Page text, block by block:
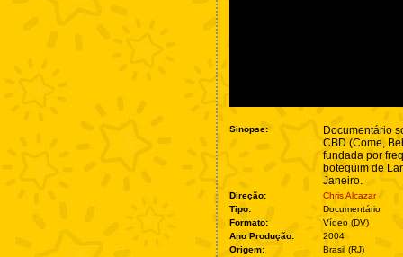
Sinopse:
Documentário
CBD (Come,
fundada por
botequim de
Janeiro.
Direção:
Chris Alcazar
Tipo:
Documentário
Formato:
Vídeo (DV)
Ano Produção:
2004
Origem:
Brasil (RJ)